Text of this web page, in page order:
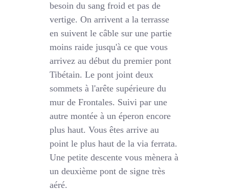
besoin du sang froid et pas de
vertige. On arrivent a la terrasse
ensuivent le câble sur une partie
moins raide jusqu'à ce que vous
arrivez au début du premier pont
Tibétain. Le pont joint deux
sommets à l'arête supérieure du
mur de Frontales. Suivi par une
autre montée à un éperon encore
plus haut. Vous êtes arrive au
point le plus haut de la via ferrata.
Une petite descente vous mènera à
un deuxième pont de signe très
aéré.